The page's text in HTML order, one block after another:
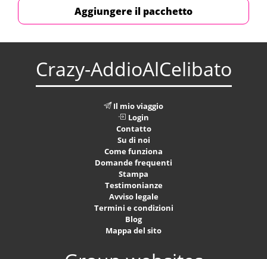
Aggiungere il pacchetto
Crazy-AddioAlCelibato
Il mio viaggio
Login
Contatto
Su di noi
Come funziona
Domande frequenti
Stampa
Testimonianze
Avviso legale
Termini e condizioni
Blog
Mappa del sito